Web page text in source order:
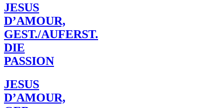
JESUS
D’AMOUR,
GEST./AUFERST.
DIE
PASSION
JESUS
D’AMOUR,